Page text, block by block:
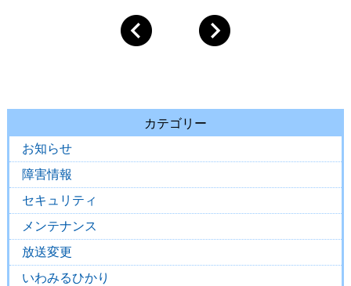
カテゴリー
お知らせ
障害情報
セキュリティ
メンテナンス
放送変更
いわみるひかり